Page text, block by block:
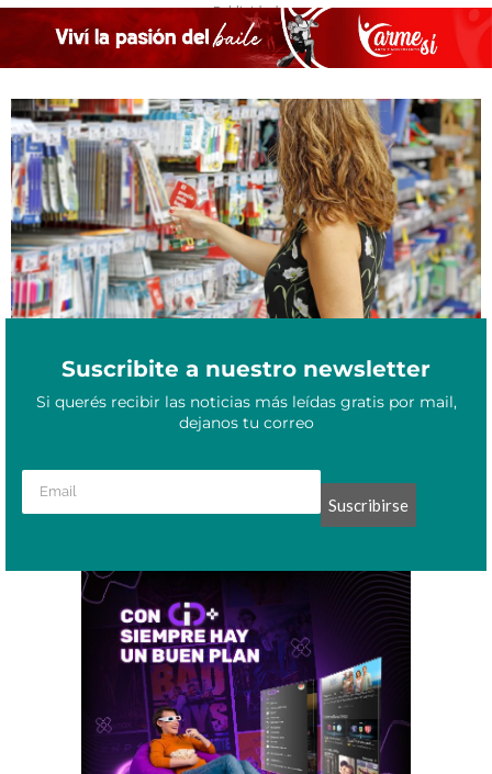
- Publicidad -
Frente al nuevo ciclo lectivo, Hugo Passalacqua anunció los
programas Ahora Escolar y Ahora Texto
Febrero 5, 2024
Suscribite a nuestro newsletter
Si querés recibir las noticias más leídas gratis por mail,
dejanos tu correo
Suscribirse